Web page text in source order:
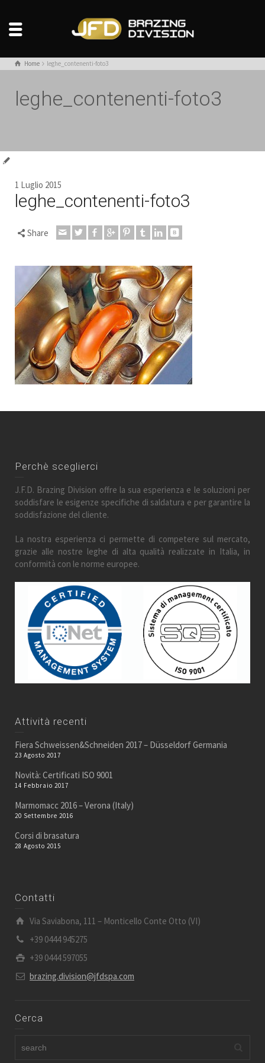
Home leghe_contenenti-foto3
leghe_contenenti-foto3
1 Luglio 2015
leghe_contenenti-foto3
Share
Perchè sceglierci
J.F.D. Brazing Division offre la sua esperienza e le soluzioni per
soddisfare le esigenze specifiche di saldatura e per garantire la
soddisfazione del cliente.
La nostra esperienza ci permette di competere sul mercato,
grazie alle nostre leghe di alta qualità realizzate in Italia, in
conformità con le norme europee.
Attività recenti
Fiera Schweissen&Schneiden 2017 – Düsseldorf Germania
23 Agosto 2017
Novità: Certificati ISO 9001
14 Febbraio 2017
Marmomacc 2016 – Verona (Italy)
20 Settembre 2016
Corsi di brasatura
28 Agosto 2015
Contatti
Via Saviabona, 111 – Monticello Conte Otto (VI)
+39 0444 945275
+39 0444 597055
brazing.division@jfdspa.com
Cerca